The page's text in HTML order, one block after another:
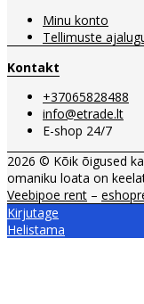
Minu konto
Tellimuste
Kontakt
+37065828488
info@etrade.lt
E-shop 24/7
2026 © Kõik õigused
omaniku loata on
Veebipoe rent –
Kirjutage
Helistama